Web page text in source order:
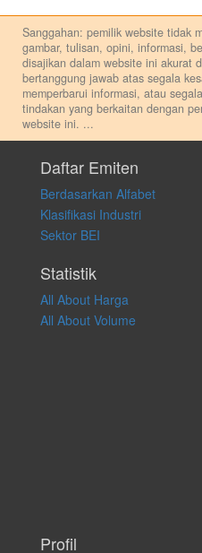
Sanggahan: pemilik website tidak
gambar, tulisan, opini, informasi,
disajikan dalam website ini akurat
bertanggung jawab atas segala
memperbarui informasi, atau
tindakan yang berkaitan dengan
website ini. ...
pribadi. Kami tidak memberi
membeli, menjual atau melakukan
transaksi perdagangan apapun,
atas keputusan investasi yang
apapun juga, yang diakibatkan
langsung atas konten pada website
Daftar Emiten
Berdasarkan Alfabet
Klasifikasi Industri
Sektor BEI
Statistik
All About Harga
All About Volume
Profil